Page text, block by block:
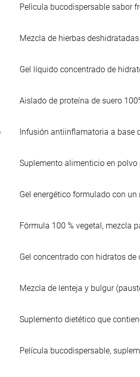
Pelìcula bucodispersable sabor
Mezcla de hierbas
Gel líquido concentrado de
Aislado de proteína de suero
Infusión antiinflamatoria a base
Suplemento alimenticio en
Gel energético formulado con
Fórmula 100 % vegetal, mezcla
Gel concentrado con hidratos
Mezcla de lenteja y bulgur
Suplemento dietético que
Película bucodispersable,